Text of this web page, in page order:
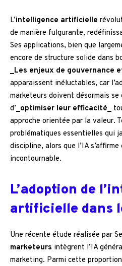
L’intelligence artificielle
de manière fulgurante,
Ses applications, bien que
encore de structure solide dans
_Les enjeux de gouvernance
apparaissent inéluctables, car
marketeurs doivent désormais se
d’_optimiser leur efficacité_
approche orientée par la valeur.
problématiques essentielles qui
discipline, alors que l’IA
incontournable.
L’adoption de
artificielle dans
Une récente étude réalisée par
marketeurs intègrent l’IA
marketing. Parmi cette